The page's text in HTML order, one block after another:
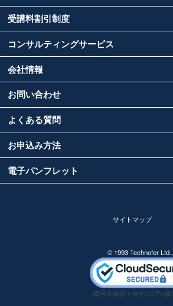
受講料割引制度
コンサルティングサービス
会社情報
お問い合わせ
よくある質問
お申込み方法
電子パンフレット
サイトマップ
© 1993 Technofer Ltd.,